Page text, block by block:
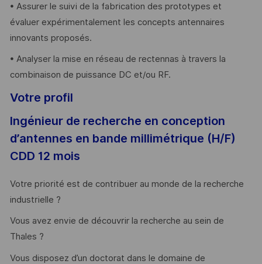
• Assurer le suivi de la fabrication des prototypes et
évaluer expérimentalement les concepts antennaires
innovants proposés.
• Analyser la mise en réseau de rectennas à travers la
combinaison de puissance DC et/ou RF.
Votre profil
Ingénieur de recherche en conception
d’antennes en bande millimétrique (H/F)
CDD 12 mois
Votre priorité est de contribuer au monde de la recherche
industrielle ?
Vous avez envie de découvrir la recherche au sein de
Thales ?
Vous disposez d’un doctorat dans le domaine de